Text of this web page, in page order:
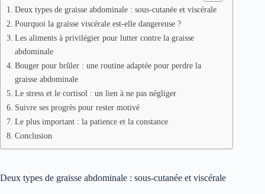
Deux types de graisse abdominale : sous-cutanée et viscérale
Pourquoi la graisse viscérale est-elle dangereuse ?
Les aliments à privilégier pour lutter contre la graisse
abdominale
Bouger pour brûler : une routine adaptée pour perdre la
graisse abdominale
Le stress et le cortisol : un lien à ne pas négliger
Suivre ses progrès pour rester motivé
Le plus important : la patience et la constance
Conclusion
Deux types de graisse abdominale : sous-cutanée et viscérale